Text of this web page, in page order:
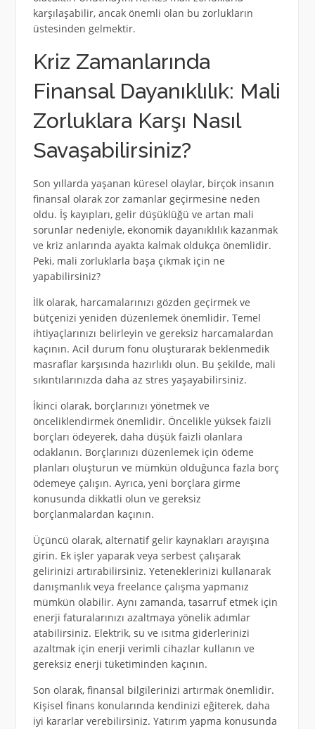
karşılaşabilir, ancak önemli olan bu zorlukların
üstesinden gelmektir.
Kriz Zamanlarında
Finansal Dayanıklılık: Mali
Zorluklara Karşı Nasıl
Savaşabilirsiniz?
Son yıllarda yaşanan küresel olaylar, birçok insanın
finansal olarak zor zamanlar geçirmesine neden
oldu. İş kayıpları, gelir düşüklüğü ve artan mali
sorunlar nedeniyle, ekonomik dayanıklılık kazanmak
ve kriz anlarında ayakta kalmak oldukça önemlidir.
Peki, mali zorluklarla başa çıkmak için ne
yapabilirsiniz?
İlk olarak, harcamalarınızı gözden geçirmek ve
bütçenizi yeniden düzenlemek önemlidir. Temel
ihtiyaçlarınızı belirleyin ve gereksiz harcamalardan
kaçının. Acil durum fonu oluşturarak beklenmedik
masraflar karşısında hazırlıklı olun. Bu şekilde, mali
sıkıntılarınızda daha az stres yaşayabilirsiniz.
İkinci olarak, borçlarınızı yönetmek ve
önceliklendirmek önemlidir. Öncelikle yüksek faizli
borçları ödeyerek, daha düşük faizli olanlara
odaklanın. Borçlarınızı düzenlemek için ödeme
planları oluşturun ve mümkün olduğunca fazla borç
ödemeye çalışın. Ayrıca, yeni borçlara girme
konusunda dikkatli olun ve gereksiz
borçlanmalardan kaçının.
Üçüncü olarak, alternatif gelir kaynakları arayışına
girin. Ek işler yaparak veya serbest çalışarak
gelirinizi artırabilirsiniz. Yeteneklerinizi kullanarak
danışmanlık veya freelance çalışma yapmanız
mümkün olabilir. Aynı zamanda, tasarruf etmek için
enerji faturalarınızı azaltmaya yönelik adımlar
atabilirsiniz. Elektrik, su ve ısıtma giderlerinizi
azaltmak için enerji verimli cihazlar kullanın ve
gereksiz enerji tüketiminden kaçının.
Son olarak, finansal bilgilerinizi artırmak önemlidir.
Kişisel finans konularında kendinizi eğiterek, daha
iyi kararlar verebilirsiniz. Yatırım yapma konusunda